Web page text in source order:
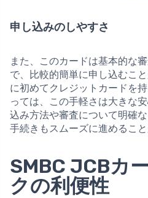
申し込みのしやすさ
また、このカードは基本的な
で、比較的簡単に申し込むこ
に初めてクレジットカードを
っては、この手軽さは大きな
込み方法や審査について明確
手続きもスムーズに進めること
SMBC JCBカ
クの利便性